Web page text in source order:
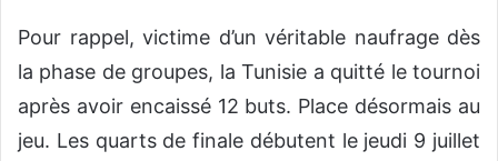
​Pour rappel, victime d’un véritable naufrage dès
la phase de groupes, la Tunisie a quitté le tournoi
après avoir encaissé 12 buts. ​Place désormais au
jeu. Les quarts de finale débutent le jeudi 9 juillet